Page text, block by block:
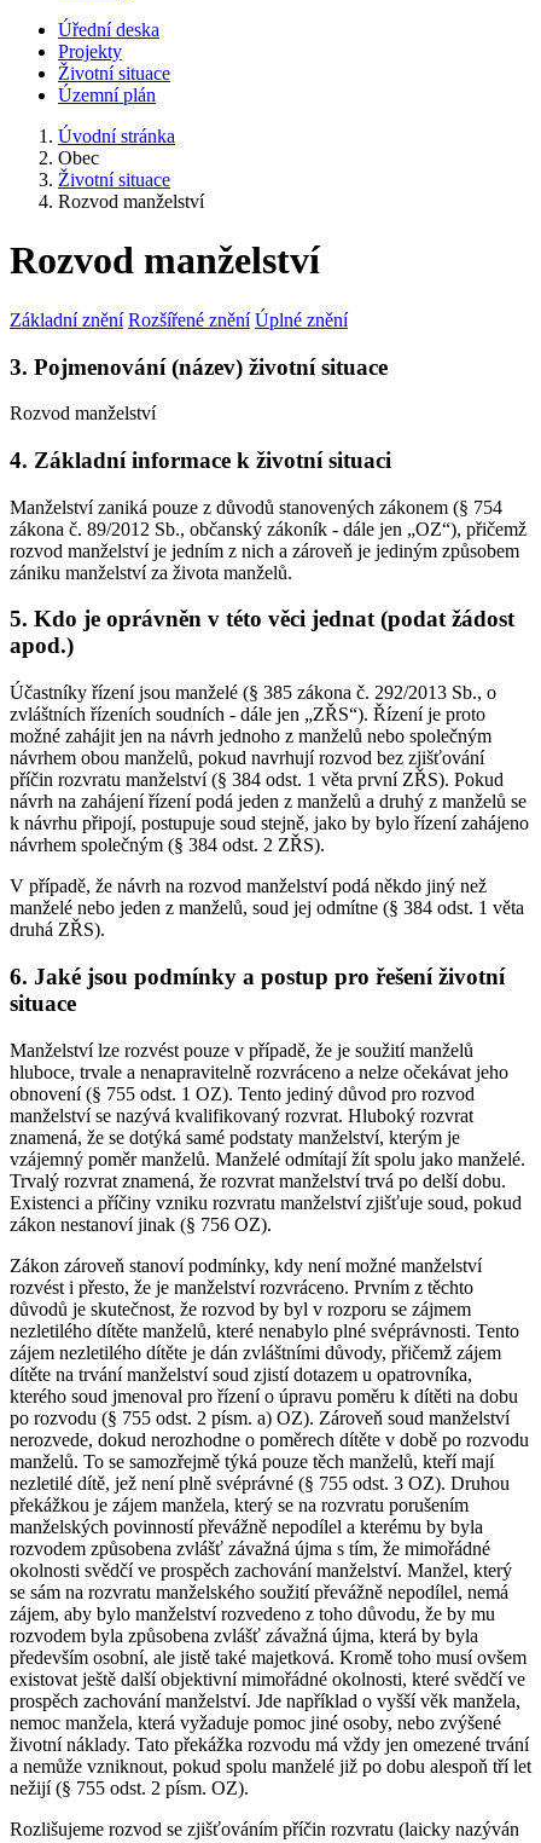
Úřední deska
Projekty
Životní situace
Územní plán
Úvodní stránka
Obec
Životní situace
Rozvod manželství
Rozvod manželství
Základní znění Rozšířené znění Úplné znění
3. Pojmenování (název) životní situace
Rozvod manželství
4. Základní informace k životní situaci
Manželství zaniká pouze z důvodů stanovených zákonem (§ 754
zákona č. 89/2012 Sb., občanský zákoník - dále jen „OZ“), přičemž
rozvod manželství je jedním z nich a zároveň je jediným způsobem
zániku manželství za života manželů.
5. Kdo je oprávněn v této věci jednat (podat žádost
apod.)
Účastníky řízení jsou manželé (§ 385 zákona č. 292/2013 Sb., o
zvláštních řízeních soudních - dále jen „ZŘS“). Řízení je proto
možné zahájit jen na návrh jednoho z manželů nebo společným
návrhem obou manželů, pokud navrhují rozvod bez zjišťování
příčin rozvratu manželství (§ 384 odst. 1 věta první ZŘS). Pokud
návrh na zahájení řízení podá jeden z manželů a druhý z manželů se
k návrhu připojí, postupuje soud stejně, jako by bylo řízení zahájeno
návrhem společným (§ 384 odst. 2 ZŘS).
V případě, že návrh na rozvod manželství podá někdo jiný než
manželé nebo jeden z manželů, soud jej odmítne (§ 384 odst. 1 věta
druhá ZŘS).
6. Jaké jsou podmínky a postup pro řešení životní
situace
Manželství lze rozvést pouze v případě, že je soužití manželů
hluboce, trvale a nenapravitelně rozvráceno a nelze očekávat jeho
obnovení (§ 755 odst. 1 OZ). Tento jediný důvod pro rozvod
manželství se nazývá kvalifikovaný rozvrat. Hluboký rozvrat
znamená, že se dotýká samé podstaty manželství, kterým je
vzájemný poměr manželů. Manželé odmítají žít spolu jako manželé.
Trvalý rozvrat znamená, že rozvrat manželství trvá po delší dobu.
Existenci a příčiny vzniku rozvratu manželství zjišťuje soud, pokud
zákon nestanoví jinak (§ 756 OZ).
Zákon zároveň stanoví podmínky, kdy není možné manželství
rozvést i přesto, že je manželství rozvráceno. Prvním z těchto
důvodů je skutečnost, že rozvod by byl v rozporu se zájmem
nezletilého dítěte manželů, které nenabylo plné svéprávnosti. Tento
zájem nezletilého dítěte je dán zvláštními důvody, přičemž zájem
dítěte na trvání manželství soud zjistí dotazem u opatrovníka,
kterého soud jmenoval pro řízení o úpravu poměru k dítěti na dobu
po rozvodu (§ 755 odst. 2 písm. a) OZ). Zároveň soud manželství
nerozvede, dokud nerozhodne o poměrech dítěte v době po rozvodu
manželů. To se samozřejmě týká pouze těch manželů, kteří mají
nezletilé dítě, jež není plně svéprávné (§ 755 odst. 3 OZ). Druhou
překážkou je zájem manžela, který se na rozvratu porušením
manželských povinností převážně nepodílel a kterému by byla
rozvodem způsobena zvlášť závažná újma s tím, že mimořádné
okolnosti svědčí ve prospěch zachování manželství. Manžel, který
se sám na rozvratu manželského soužití převážně nepodílel, nemá
zájem, aby bylo manželství rozvedeno z toho důvodu, že by mu
rozvodem byla způsobena zvlášť závažná újma, která by byla
především osobní, ale jistě také majetková. Kromě toho musí ovšem
existovat ještě další objektivní mimořádné okolnosti, které svědčí ve
prospěch zachování manželství. Jde například o vyšší věk manžela,
nemoc manžela, která vyžaduje pomoc jiné osoby, nebo zvýšené
životní náklady. Tato překážka rozvodu má vždy jen omezené trvání
a nemůže vzniknout, pokud spolu manželé již po dobu alespoň tří let
nežijí (§ 755 odst. 2 písm. OZ).
Rozlišujeme rozvod se zjišťováním příčin rozvratu (laicky nazýván